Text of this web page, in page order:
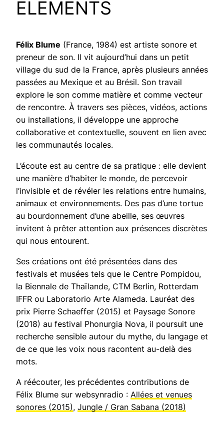
ÉLÉMENTS
Félix Blume (France, 1984) est artiste sonore et
preneur de son. Il vit aujourd’hui dans un petit
village du sud de la France, après plusieurs années
passées au Mexique et au Brésil. Son travail
explore le son comme matière et comme vecteur
de rencontre. À travers ses pièces, vidéos, actions
ou installations, il développe une approche
collaborative et contextuelle, souvent en lien avec
les communautés locales.
L’écoute est au centre de sa pratique : elle devient
une manière d’habiter le monde, de percevoir
l’invisible et de révéler les relations entre humains,
animaux et environnements. Des pas d’une tortue
au bourdonnement d’une abeille, ses œuvres
invitent à prêter attention aux présences discrètes
qui nous entourent.
Ses créations ont été présentées dans des
festivals et musées tels que le Centre Pompidou,
la Biennale de Thaïlande, CTM Berlin, Rotterdam
IFFR ou Laboratorio Arte Alameda. Lauréat des
prix Pierre Schaeffer (2015) et Paysage Sonore
(2018) au festival Phonurgia Nova, il poursuit une
recherche sensible autour du mythe, du langage et
de ce que les voix nous racontent au-delà des
mots.
A réécouter, les précédentes contributions de
Félix Blume sur websynradio : Allées et venues
sonores (2015), Jungle / Gran Sabana (2018)